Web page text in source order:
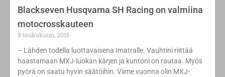
Blackseven Husqvarna SH Racing on valmiina
motocrosskauteen
9 toukokuun, 2015
– Lähden todella luottavaisena Imatralle. Vauhtini riittää
haastamaan MXJ-luokan kärjen ja kuntoni on rautaa. Myös
pyörä on saatu hyvin säätöihin. Viime vuonna olin MXJ-